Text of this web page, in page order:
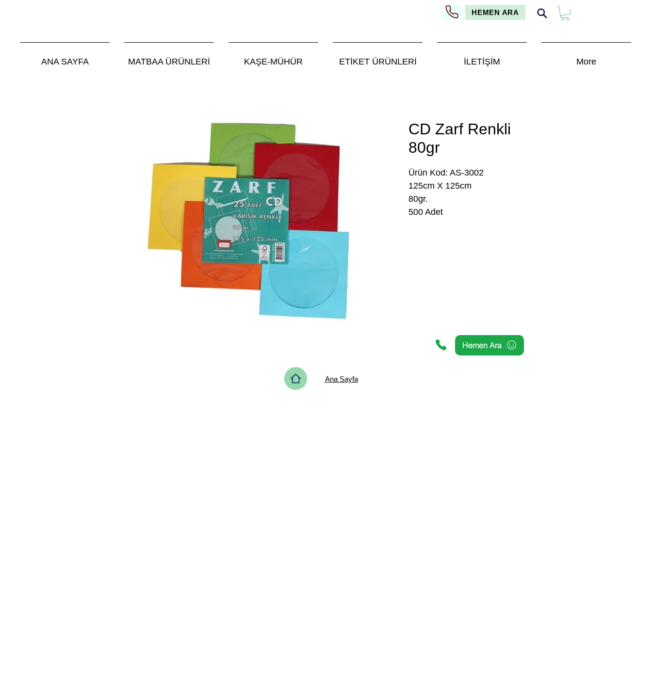
HEMEN ARA
ANA SAYFA MATBAA ÜRÜNLERİ KAŞE-MÜHÜR ETİKET ÜRÜNLERİ İLETİŞİM More
CD Zarf Renkli
80gr
Ürün Kod: AS-3002
125cm X 125cm
80gr.
500 Adet
Hemen Ara
Ana Sayfa